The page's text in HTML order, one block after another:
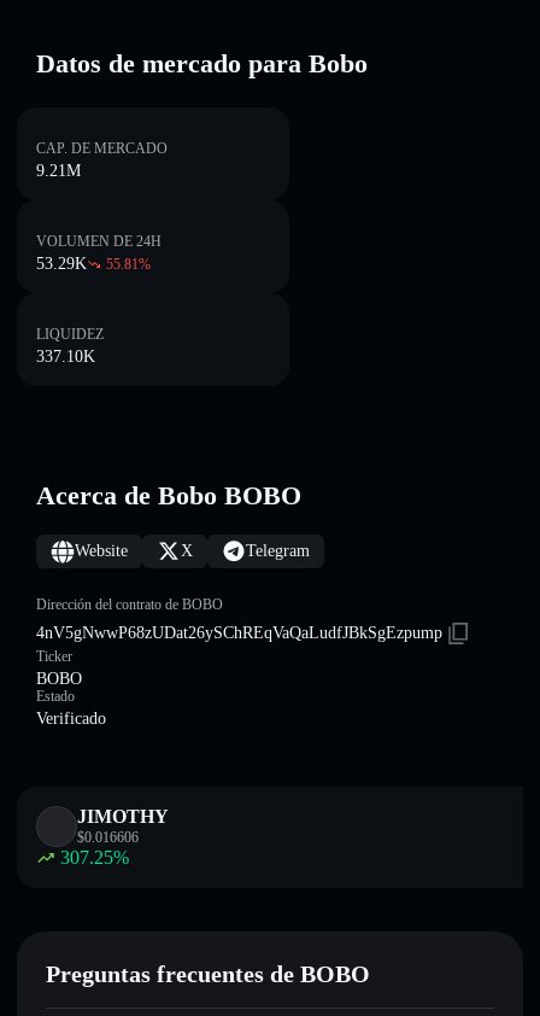
Datos de mercado para Bobo
CAP. DE MERCADO
9.21M
VOLUMEN DE 24H
53.29K 55.81%
LIQUIDEZ
337.10K
Acerca de Bobo BOBO
Website X Telegram
Dirección del contrato de BOBO
4nV5gNwwP68zUDat26ySChREqVaQaLudfJBkSgEzpump
Ticker
BOBO
Estado
Verificado
JIMOTHY
$0.016606
307.25%
Preguntas frecuentes de BOBO